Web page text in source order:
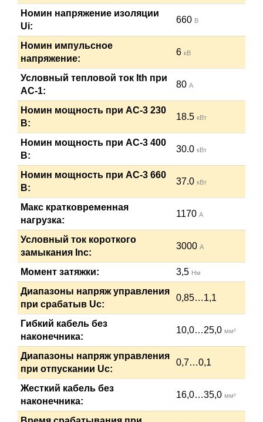
Номин напряжение изоляции
Ui:
660 В
Номин импульсное
напряжение:
6 кВ
Условный тепловой ток Ith при
АС-1:
80 А
Номин мощность при AC-3 230
В:
18.5 кВт
Номин мощность при AC-3 400
В:
30.0 кВт
Номин мощность при AC-3 660
В:
37.0 кВт
Макс кратковременная
нагрузка:
1170 А
Условный ток короткого
замыкания Inc:
3000 А
Момент затяжки: 3,5 Нм
Диапазоны напряж управления
при срабатыв Uc:
0,85…1,1
Гибкий кабель без
наконечника:
10,0…25,0 мм²
Диапазоны напряж управления
при отпускании Uc:
0,7…0,1
Жесткий кабель без
наконечника:
16,0…35,0 мм²